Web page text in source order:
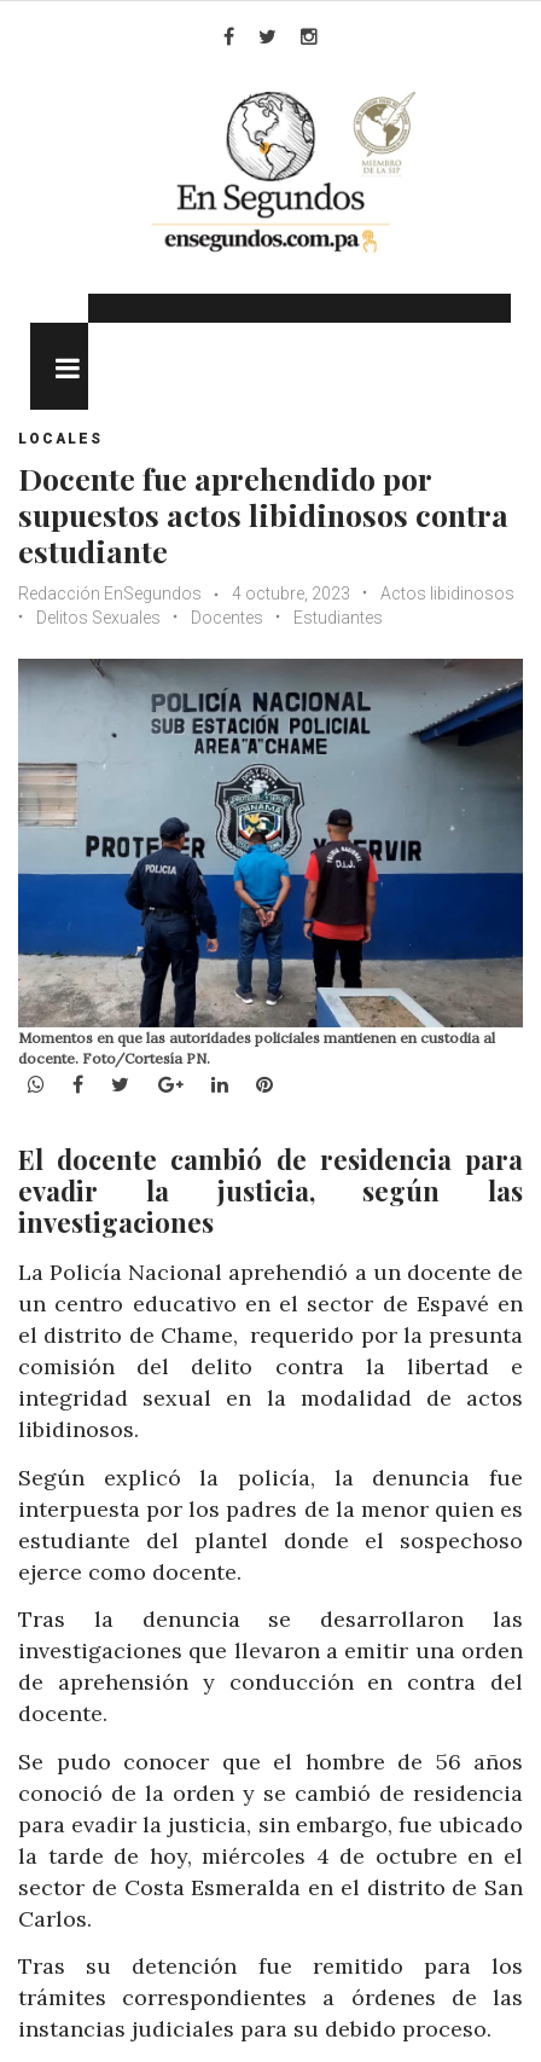
LOCALES
Docente fue aprehendido por
supuestos actos libidinosos contra
estudiante
Redacción EnSegundos 4 octubre, 2023
Actos libidinosos
Delitos Sexuales
Docentes Estudiantes
Momentos en que las autoridades policiales mantienen en custodia al
docente. Foto/Cortesía PN.
WhatsApp
Facebook
TwitterGoogle+LinkedInPinterest
El docente cambió de residencia para
evadir la justicia, según las
investigaciones
La Policía Nacional aprehendió a un docente de
un centro educativo en el sector de Espavé en
el distrito de Chame, requerido por la presunta
comisión del delito contra la libertad e
integridad sexual en la modalidad de actos
libidinosos.
Según explicó la policía, la denuncia fue
interpuesta por los padres de la menor quien es
estudiante del plantel donde el sospechoso
ejerce como docente.
Tras la denuncia se desarrollaron las
investigaciones que llevaron a emitir una orden
de aprehensión y conducción en contra del
docente.
Se pudo conocer que el hombre de 56 años
conoció de la orden y se cambió de residencia
para evadir la justicia, sin embargo, fue ubicado
la tarde de hoy, miércoles 4 de octubre en el
sector de Costa Esmeralda en el distrito de San
Carlos.
Tras su detención fue remitido para los
trámites correspondientes a órdenes de las
instancias judiciales para su debido proceso.